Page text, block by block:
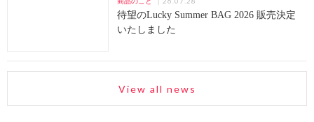
待望のLucky Summer BAG 2026 販売決定
いたしました
View all news